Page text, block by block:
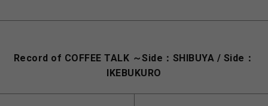
Record of COFFEE TALK ～Side：SHIBUYA / Side：
IKEBUKURO